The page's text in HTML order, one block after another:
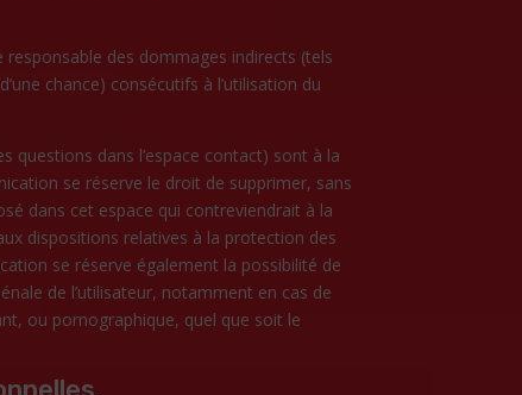
des dommages indirects (tels
chance) consécutifs à l’utilisation du
questions dans l’espace contact) sont à la
se réserve le droit de supprimer, sans
dans cet espace qui contreviendrait à la
dispositions relatives à la protection des
se réserve également la possibilité de
de l’utilisateur, notamment en cas de
ou pornographique, quel que soit le